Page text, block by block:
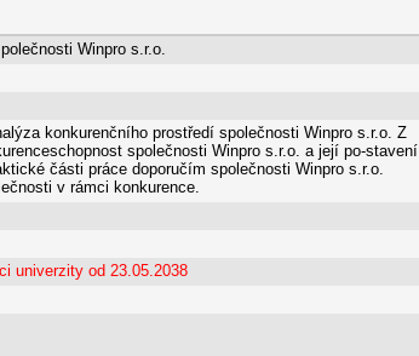
Winpro s.r.o.
konkurenčního prostředí společnosti Winpro s.r.o. Z
společnosti Winpro s.r.o. a její po-stavení
části práce doporučím společnosti Winpro s.r.o.
v rámci konkurence.
univerzity od 23.05.2038